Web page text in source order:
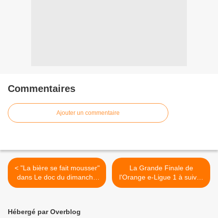
Commentaires
Ajouter un commentaire
< "La bière se fait mousser"
dans Le doc du dimanche
sur France 5
La Grande Finale de
l'Orange e-Ligue 1 à suivre
ce soir en direct et en clair
Hébergé par Overblog